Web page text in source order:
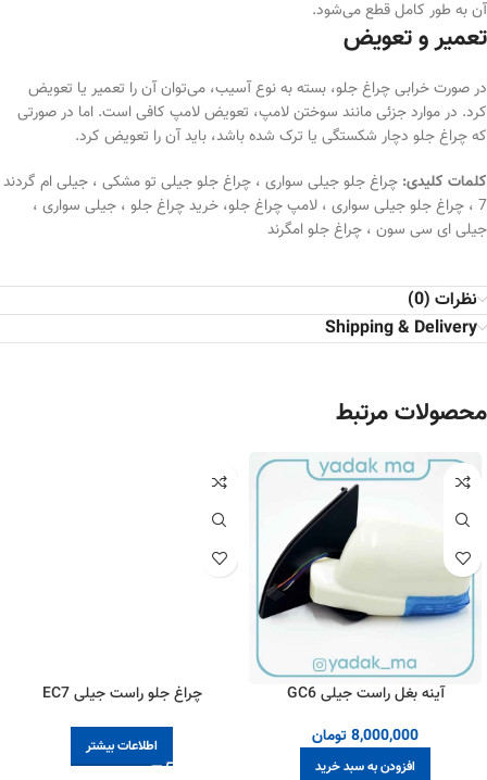
آن به طور کامل قطع می‌شود.
تعمیر و تعویض
در صورت خرابی چراغ جلو، بسته به نوع آسیب، می‌توان آن را تعمیر یا تعویض
کرد. در موارد جزئی مانند سوختن لامپ، تعویض لامپ کافی است. اما در صورتی
که چراغ جلو دچار شکستگی یا ترک شده باشد، باید آن را تعویض کرد.
کلمات کلیدی: چراغ جلو جیلی سواری ، چراغ جلو جیلی تو مشکی ، جیلی ام گردند
7 ، چراغ جلو جیلی سواری ، لامپ چراغ جلو، خرید چراغ جلو ، جیلی سواری ،
جیلی ای سی سون ، چراغ جلو امگرند
نظرات (0)
Shipping & Delivery
محصولات مرتبط
آینه بغل راست جیلی GC6
8,000,000تومان
افزودن به سبد خرید
چراغ جلو راست جیلی EC7
اطلاعات بیشتر